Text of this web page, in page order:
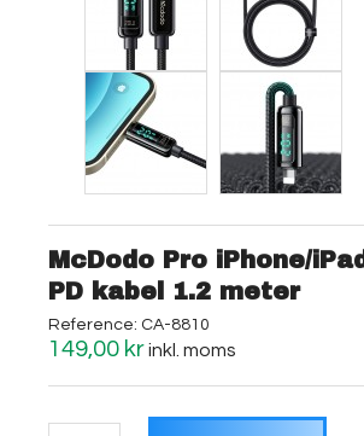
McDodo Pro iPhone/iPad
PD kabel 1.2 meter
Reference: CA-8810
149,00 krinkl. moms